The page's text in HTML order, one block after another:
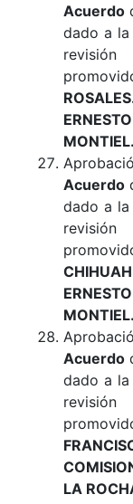
Acuerdo
dado a la
revisión
ROSALES
MONTIEL.
Acuerdo
dado a la
revisión
MONTIEL.
Acuerdo
dado a la
revisión
LA